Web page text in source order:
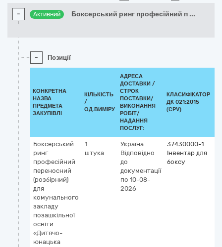
- Активний Боксерський ринг професійний п ...
- Позиції
КОНКРЕТНА
НАЗВА
ПРЕДМЕТА
ЗАКУПІВЛІ
КІЛЬКІСТЬ
/
ОД.ВИМІРУ
АДРЕСА
ДОСТАВКИ /
СТРОК
ПОСТАВКИ/
ВИКОНАННЯ
РОБІТ/
НАДАННЯ
ПОСЛУГ:
КЛАСИФІКАТОР
ДК 021:2015
(CPV)
Боксерський
ринг
професійний
переносний
(розбірний)
для
комунального
закладу
позашкільної
освіти
«Дитячо-
юнацька
1
штука
Україна
Відповідно
до
документації
по 10-08-
2026
37430000-1
Інвентар для
боксу